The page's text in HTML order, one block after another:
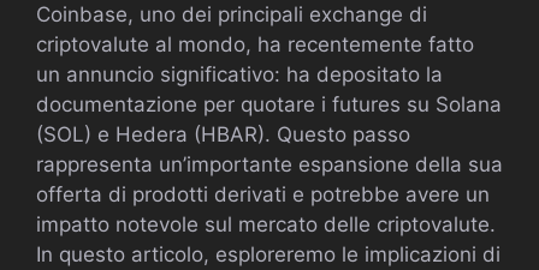
Coinbase, uno dei principali exchange di
criptovalute al mondo, ha recentemente fatto
un annuncio significativo: ha depositato la
documentazione per quotare i futures su Solana
(SOL) e Hedera (HBAR). Questo passo
rappresenta un’importante espansione della sua
offerta di prodotti derivati e potrebbe avere un
impatto notevole sul mercato delle criptovalute.
In questo articolo, esploreremo le implicazioni di